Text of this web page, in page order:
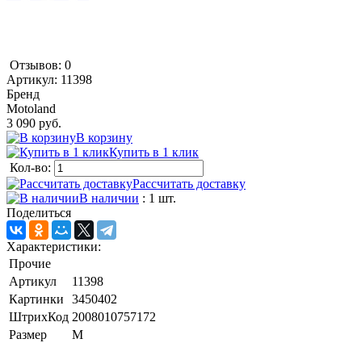
Отзывов: 0
Артикул: 11398
Бренд
Motoland
3 090 руб.
В корзину
Купить в 1 клик
Кол-во:
Рассчитать доставку
В наличии : 1 шт.
Поделиться
Характеристики:
Прочие
Артикул
11398
Картинки
3450402
ШтрихКод 2008010757172
Размер
М